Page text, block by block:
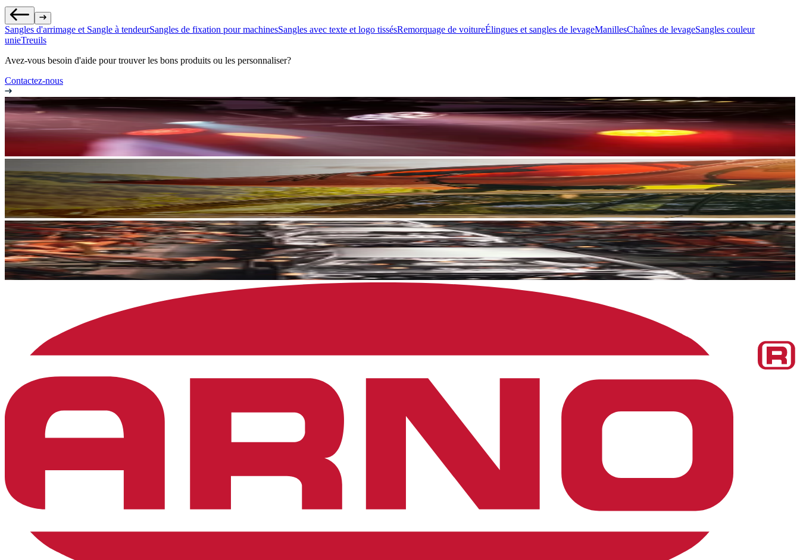
Sangles d'arrimage et Sangle à tendeurSangles de fixation pour machinesSangles avec texte et logo tissésRemorquage de voitureÉlingues et sangles de levageManillesChaînes de levageSangles couleur
unieTreuils
Avez-vous besoin d'aide pour trouver les bons produits ou les personnaliser?
Contactez-nous